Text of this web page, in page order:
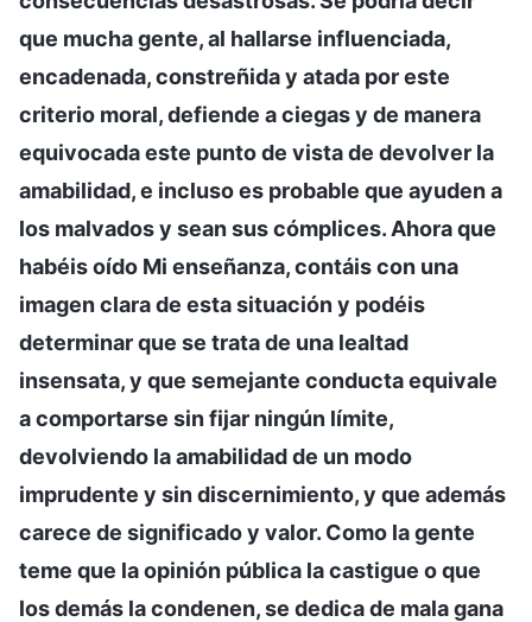
que mucha gente, al hallarse influenciada,
encadenada, constreñida y atada por este
criterio moral, defiende a ciegas y de manera
equivocada este punto de vista de devolver la
amabilidad, e incluso es probable que ayuden a
los malvados y sean sus cómplices. Ahora que
habéis oído Mi enseñanza, contáis con una
imagen clara de esta situación y podéis
determinar que se trata de una lealtad
insensata, y que semejante conducta equivale
a comportarse sin fijar ningún límite,
devolviendo la amabilidad de un modo
imprudente y sin discernimiento, y que además
carece de significado y valor. Como la gente
teme que la opinión pública la castigue o que
los demás la condenen, se dedica de mala gana